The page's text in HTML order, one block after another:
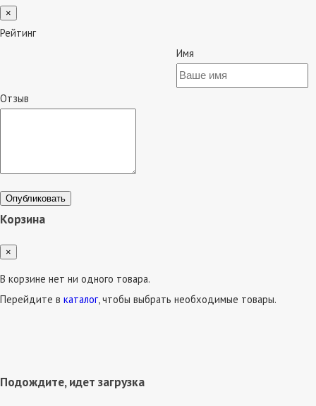
×
Рейтинг
Имя
Отзыв
Опубликовать
Корзина
×
В корзине нет ни одного товара.
Перейдите в каталог, чтобы выбрать необходимые товары.
Подождите, идет загрузка